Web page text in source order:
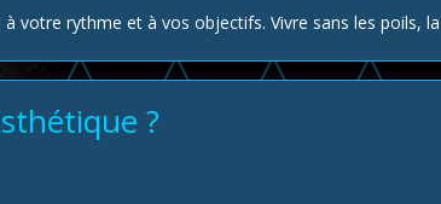
votre rythme et à vos objectifs. Vivre sans les poils,
?